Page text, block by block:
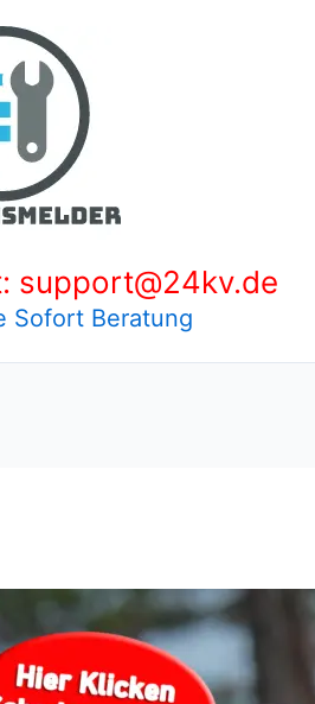
support@24kv.de
Sofort Beratung